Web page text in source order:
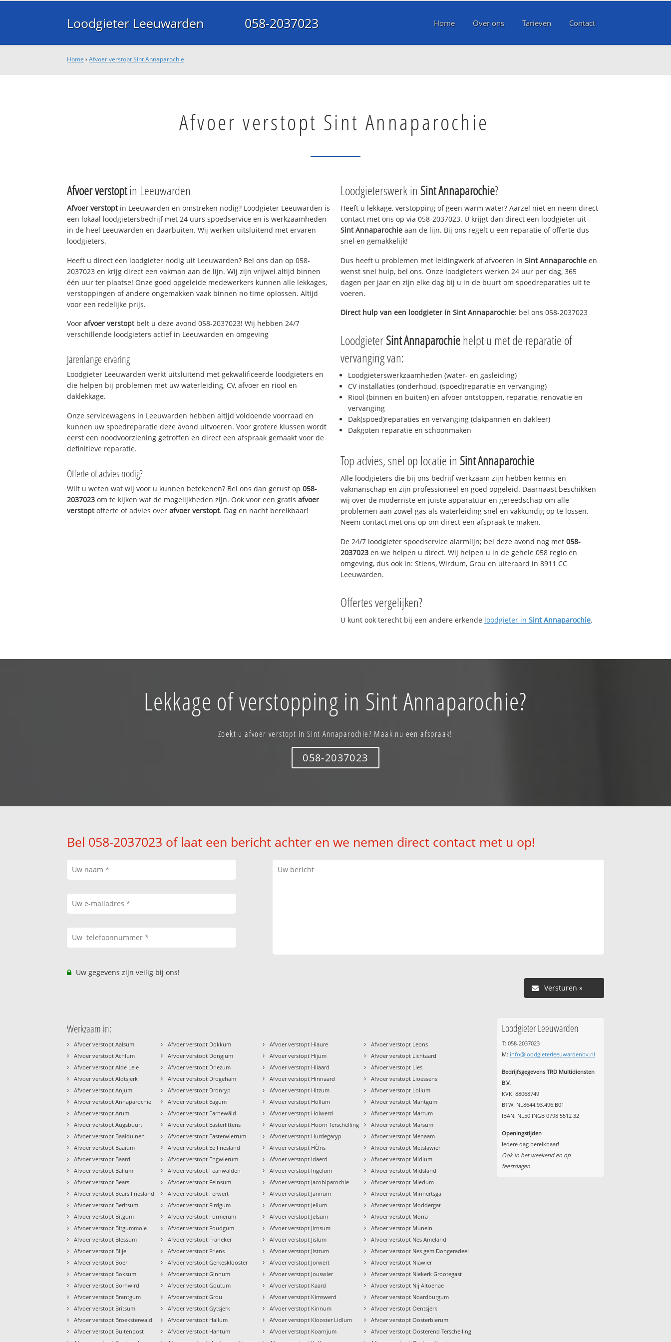
Loodgieter Leeuwarden 058-2037023 Home Over ons Tarieven Contact
Home ›Afvoer verstopt Sint Annaparochie
Afvoer verstopt Sint Annaparochie
Afvoer verstoptin Leeuwarden
Afvoer verstoptin Leeuwarden en omstreken nodig? Loodgieter Leeuwarden is
een lokaal loodgietersbedrijf met 24 uurs spoedservice en is werkzaamheden
in de heel Leeuwarden en daarbuiten. Wij werken uitsluitend met ervaren
loodgieters.
Heeft u direct een loodgieter nodig uit Leeuwarden? Bel ons dan op 058-
2037023 en krijg direct een vakman aan de lijn. Wij zijn vrijwel altijd binnen
één uur ter plaatse! Onze goed opgeleide medewerkers kunnen alle lekkages,
verstoppingen of andere ongemakken vaak binnen no time oplossen. Altijd
voor een redelijke prijs.
Voorafvoer verstoptbelt u deze avond 058-2037023! Wij hebben 24/7
verschillende loodgieters actief in Leeuwarden en omgeving
Jarenlange ervaring
Loodgieter Leeuwarden werkt uitsluitend met gekwalificeerde loodgieters en
die helpen bij problemen met uw waterleiding, CV, afvoer en riool en
daklekkage.
Onze servicewagens in Leeuwarden hebben altijd voldoende voorraad en
kunnen uw spoedreparatie deze avond uitvoeren. Voor grotere klussen wordt
eerst een noodvoorziening getroffen en direct een afspraak gemaakt voor de
definitieve reparatie.
Offerte of advies nodig?
Wilt u weten wat wij voor u kunnen betekenen? Bel ons dan gerust op058-
2037023 om te kijken wat de mogelijkheden zijn. Ook voor een gratisafvoer
verstoptofferte of advies overafvoer verstopt. Dag en nacht bereikbaar!
Loodgieterswerk in Sint Annaparochie?
Heeft u lekkage, verstopping of geen warm water? Aarzel niet en neem direct
contact met ons op via 058-2037023. U krijgt dan direct een loodgieter uit
Sint Annaparochie aan de lijn. Bij ons regelt u een reparatie of offerte dus
snel en gemakkelijk!
Dus heeft u problemen met leidingwerk of afvoeren in Sint Annaparochie en
wenst snel hulp, bel ons. Onze loodgieters werken 24 uur per dag, 365
dagen per jaar en zijn elke dag bij u in de buurt om spoedreparaties uit te
voeren.
Direct hulp van een loodgieter in Sint Annaparochie: bel ons 058-2037023
LoodgieterSint Annaparochiehelpt u met de reparatie of
vervanging van:
Loodgieterswerkzaamheden (water- en gasleiding)
CV installaties (onderhoud, (spoed)reparatie en vervanging)
Riool (binnen en buiten) en afvoer ontstoppen, reparatie, renovatie en
vervanging
Dak(spoed)reparaties en vervanging (dakpannen en dakleer)
Dakgoten reparatie en schoonmaken
Top advies, snel op locatie in Sint Annaparochie
Alle loodgieters die bij ons bedrijf werkzaam zijn hebben kennis en
vakmanschap en zijn professioneel en goed opgeleid. Daarnaast beschikken
wij over de modernste en juiste apparatuur en gereedschap om alle
problemen aan zowel gas als waterleiding snel en vakkundig op te lossen.
Neem contact met ons op om direct een afspraak te maken.
De 24/7 loodgieter spoedservice alarmlijn; bel deze avond nog met 058-
2037023 en we helpen u direct. Wij helpen u in de gehele 058 regio en
omgeving, dus ook in: Stiens, Wirdum, Grou en uiteraard in 8911 CC
Leeuwarden.
Offertes vergelijken?
U kunt ook terecht bij een andere erkende loodgieter in Sint Annaparochie.
Lekkage of verstopping in Sint Annaparochie?
Zoekt u afvoer verstopt in Sint Annaparochie? Maak nu een afspraak!
058-2037023
Bel 058-2037023 of laat een bericht achter en we nemen direct contact met u op!
Uw gegevens zijn veilig bij ons!
Versturen »
Werkzaam in:
› Afvoer verstopt Aalsum
› Afvoer verstopt Achlum
› Afvoer verstopt Alde Leie
› Afvoer verstopt Aldtsjerk
› Afvoer verstopt Anjum
› Afvoer verstopt Annaparochie
› Afvoer verstopt Arum
› Afvoer verstopt Augsbuurt
› Afvoer verstopt Baaiduinen
› Afvoer verstopt Baaium
› Afvoer verstopt Baard
› Afvoer verstopt Ballum
› Afvoer verstopt Bears
› Afvoer verstopt Bears Friesland
› Afvoer verstopt Berltsum
› Afvoer verstopt Bitgum
› Afvoer verstopt Bitgummole
› Afvoer verstopt Blessum
› Afvoer verstopt Blije
› Afvoer verstopt Boer
› Afvoer verstopt Boksum
› Afvoer verstopt Bornwird
› Afvoer verstopt Brantgum
› Afvoer verstopt Britsum
› Afvoer verstopt Broeksterwald
› Afvoer verstopt Buitenpost
› Afvoer verstopt Dokkum
› Afvoer verstopt Dongjum
› Afvoer verstopt Driezum
› Afvoer verstopt Drogeham
› Afvoer verstopt Dronryp
› Afvoer verstopt Eagum
› Afvoer verstopt Earnewâld
› Afvoer verstopt Easterlittens
› Afvoer verstopt Easterwierrum
› Afvoer verstopt Ee Friesland
› Afvoer verstopt Engwierum
› Afvoer verstopt Feanwalden
› Afvoer verstopt Feinsum
› Afvoer verstopt Ferwert
› Afvoer verstopt Firdgum
› Afvoer verstopt Formerum
› Afvoer verstopt Foudgum
› Afvoer verstopt Franeker
› Afvoer verstopt Friens
› Afvoer verstopt Gerkesklooster
› Afvoer verstopt Ginnum
› Afvoer verstopt Goutum
› Afvoer verstopt Grou
› Afvoer verstopt Gytsjerk
› Afvoer verstopt Hallum
› Afvoer verstopt Hantum
› Afvoer verstopt Hiaure
› Afvoer verstopt Hijum
› Afvoer verstopt Hilaard
› Afvoer verstopt Hinnaard
› Afvoer verstopt Hitzum
› Afvoer verstopt Hollum
› Afvoer verstopt Holwerd
› Afvoer verstopt Hoorn Terschelling
› Afvoer verstopt Hurdegaryp
› Afvoer verstopt HÒns
› Afvoer verstopt Idaerd
› Afvoer verstopt Ingelum
› Afvoer verstopt Jacobiparochie
› Afvoer verstopt Jannum
› Afvoer verstopt Jellum
› Afvoer verstopt Jelsum
› Afvoer verstopt Jirnsum
› Afvoer verstopt Jislum
› Afvoer verstopt Jistrum
› Afvoer verstopt Jorwert
› Afvoer verstopt Jouswier
› Afvoer verstopt Kaard
› Afvoer verstopt Kimswerd
› Afvoer verstopt Kinnum
› Afvoer verstopt Klooster Lidlum
› Afvoer verstopt Koarnjum
› Afvoer verstopt Leons
› Afvoer verstopt Lichtaard
› Afvoer verstopt Lies
› Afvoer verstopt Lioessens
› Afvoer verstopt Lollum
› Afvoer verstopt Mantgum
› Afvoer verstopt Marrum
› Afvoer verstopt Marsum
› Afvoer verstopt Menaam
› Afvoer verstopt Metslawier
› Afvoer verstopt Midlum
› Afvoer verstopt Midsland
› Afvoer verstopt Miedum
› Afvoer verstopt Minnertsga
› Afvoer verstopt Moddergat
› Afvoer verstopt Morra
› Afvoer verstopt Munein
› Afvoer verstopt Nes Ameland
› Afvoer verstopt Nes gem Dongeradeel
› Afvoer verstopt Niawier
› Afvoer verstopt Niekerk Grootegast
› Afvoer verstopt Nij Altoenae
› Afvoer verstopt Noardburgum
› Afvoer verstopt Oentsjerk
› Afvoer verstopt Oosterbierum
› Afvoer verstopt Oosterend Terschelling
Loodgieter Leeuwarden
T: 058-2037023
M: info@loodgieterleeuwardenbv.nl
Bedrijfsgegevens TRD Multidiensten
B.V.
KVK: 88068749
BTW: NL8644.93.496.B01
IBAN: NL50 INGB 0798 5512 32
Openingstijden
Iedere dag bereikbaar!
Ook in het weekend en op
feestdagen